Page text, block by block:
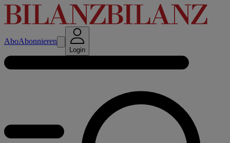
AboAbonnieren
Login